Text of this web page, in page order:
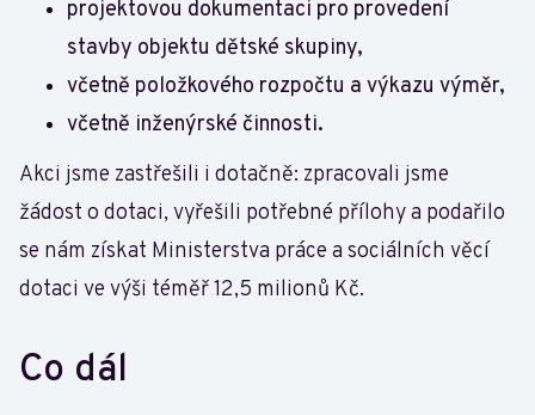
projektovou dokumentaci pro provedení
stavby objektu dětské skupiny,
včetně položkového rozpočtu a výkazu výměr,
včetně inženýrské činnosti.
Akci jsme zastřešili i dotačně: zpracovali jsme
žádost o dotaci, vyřešili potřebné přílohy a podařilo
se nám získat Ministerstva práce a sociálních věcí
dotaci ve výši téměř 12,5 milionů Kč.
Co dál